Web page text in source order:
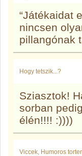
“Játékaidat
nincsen
pillangónak
Hogy tetszik...?
Sziasztok!
sorban
élén!!!! :))))
Viccek, Humoros